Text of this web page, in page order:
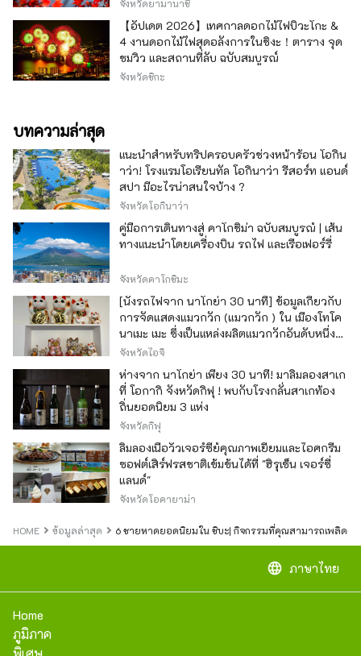
จังหวัดยามานาชิ
【อัปเดต 2026】เทศกาลดอกไม้ไฟบิวะโกะ &
4 งานดอกไม้ไฟสุดอลังการในชิงะ！ตาราง จุด
ชมวิว และสถานที่ลับ ฉบับสมบูรณ์
จังหวัดชิกะ
บทความล่าสุด
แนะนำสำหรับทริปครอบครัวช่วงหน้าร้อน โอกิน
าว่า! โรงแรมโอเรียนทัล โอกินาว่า รีสอร์ท แอนด์
สปา มีอะไรน่าสนใจบ้าง ?
จังหวัดโอกินาว่า
คู่มือการเดินทางสู่ คาโกชิม่า ฉบับสมบูรณ์ | เส้น
ทางแนะนำโดยเครื่องบิน รถไฟ และเรือเฟอร์รี่
จังหวัดคาโกชิมะ
[นั่งรถไฟจาก นาโกย่า 30 นาที] ข้อมูลเกี่ยวกับ
การจัดแสดงแมวกวัก (แมวกวัก ) ใน เมืองโทโค
นาเมะ เมะ ซึ่งเป็นแหล่งผลิตแมวกวักอันดับหนึ่ง
ของญี่ปุ่น
จังหวัดไอจิ
ห่างจาก นาโกย่า เพียง 30 นาที! มาลิ้มลองสาเก
ที่ โอกากิ จังหวัดกิฟุ ! พบกับโรงกลั่นสาเกท้อง
ถิ่นยอดนิยม 3 แห่ง
จังหวัดกิฟุ
ลิ้มลองเนื้อวัวเจอร์ซีย์คุณภาพเยี่ยมและไอศกรีม
ซอฟต์เสิร์ฟรสชาติเข้มข้นได้ที่ "ฮิรุเซ็น เจอร์ซี่
แลนด์"
จังหวัดโอคายาม่า
HOME ข้อมูลล่าสุด 6 ชายหาดยอดนิยมใน ชิบะ| กิจกรรมที่คุณสามารถเพลิดเ
language ภาษาไทย
Home
ภูมิภาค